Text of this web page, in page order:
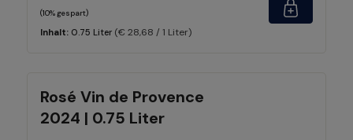
(10% gespart)
Inhalt: 0.75 Liter (€ 28,68 / 1 Liter)
Rosé Vin de Provence
2024 | 0.75 Liter